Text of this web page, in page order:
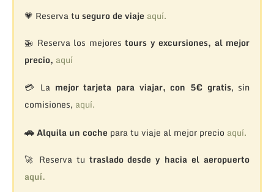
💗 Reserva tu seguro de viaje aquí.
🚁 Reserva los mejorestours y excursiones, al mejor
precio, aquí
💳 La mejor tarjeta para viajar, con 5€ gratis, sin
comisiones, aquí.
🚗Alquila un coche para tu viaje al mejor precio aquí.
🚀 Reserva tu traslado desde y hacia el aeropuerto
aquí.